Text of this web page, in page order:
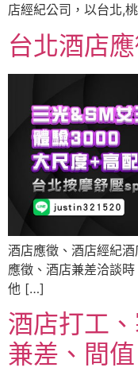
店經紀公司，以台北,
台北酒店
酒店應徵、酒店經紀
應徵、酒店兼差洽談
他 […]
酒店打工
兼差、間